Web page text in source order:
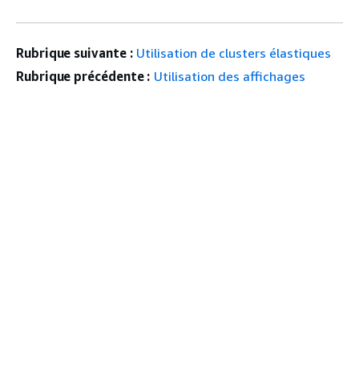
Rubrique suivante : Utilisation de clusters élastiques
Rubrique précédente : Utilisation des affichages